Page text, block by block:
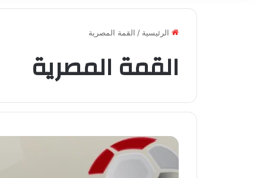
الرئيسية / القمة المصرية
القمة المصرية